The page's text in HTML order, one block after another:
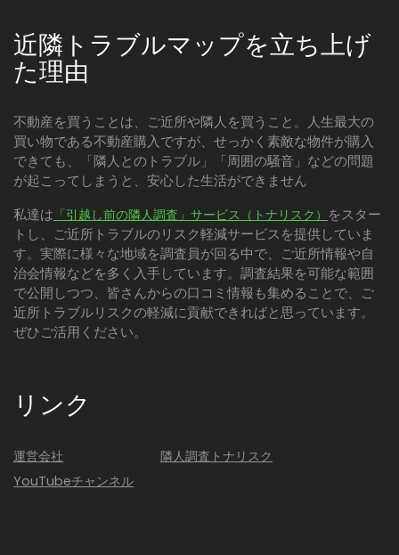
近隣トラブルマップを立ち上げ
た理由
不動産を買うことは、ご近所や隣人を買うこと。人生最大の
買い物である不動産購入ですが、せっかく素敵な物件が購入
できても、「隣人とのトラブル」「周囲の騒音」などの問題
が起こってしまうと、安心した生活ができません
私達は 「引越し前の隣人調査」サービス（トナリスク） をスター
トし、ご近所トラブルのリスク軽減サービスを提供していま
す。実際に様々な地域を調査員が回る中で、ご近所情報や自
治会情報などを多く入手しています。調査結果を可能な範囲
で公開しつつ、皆さんからの口コミ情報も集めることで、ご
近所トラブルリスクの軽減に貢献できればと思っています。
ぜひご活用ください。
リンク
運営会社
YouTubeチャンネル
隣人調査トナリスク